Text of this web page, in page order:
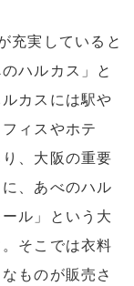
充実していると
ハルカス」と
カスには駅や
ィスやホテ
、大阪の重要
、あべのハル
ル」という大
そこでは衣料
ものが販売さ